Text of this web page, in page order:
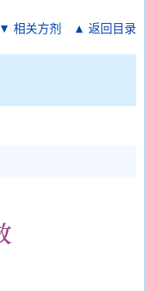
▼ 相关方剂 ▲ 返回目录